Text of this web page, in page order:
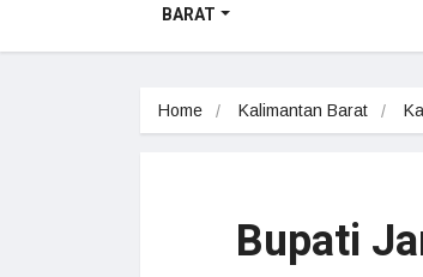
BARAT
Home Kalimantan Barat
Bupati